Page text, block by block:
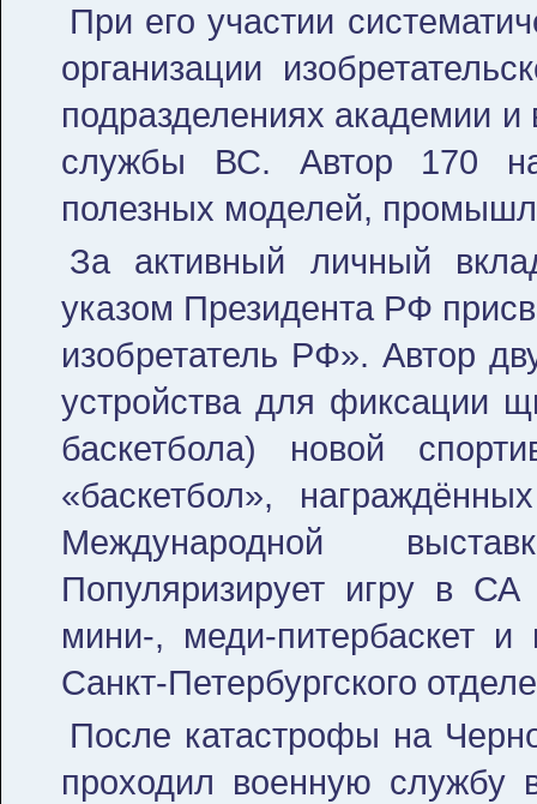
При его участии
организации
подразделениях академии
службы ВС. Автор 170
полезных моделей,
За активный личный
указом Президента РФ
изобретатель РФ». Автор
устройства для фиксации
баскетбола) новой
«баскетбол»,
Международной
Популяризирует игру в
мини-, меди-питербаскет и
Санкт-Петербургского
После катастрофы на
проходил военную службу